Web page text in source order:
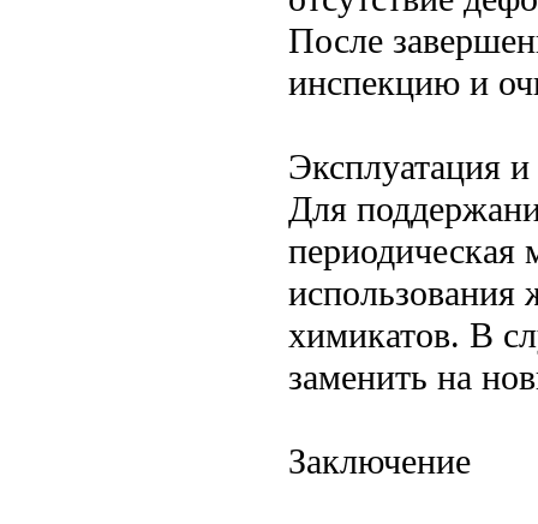
После
инспекцию и
Эксплуатация и
Для
периодическая
использования
химикатов. В
заменить на
Заключение